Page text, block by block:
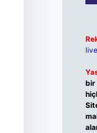
bir